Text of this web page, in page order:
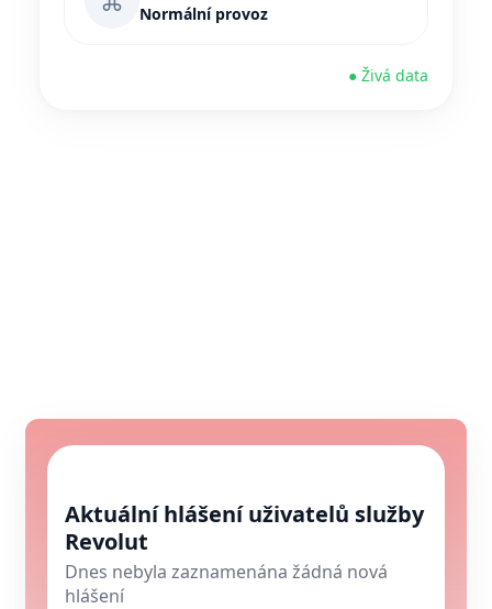
Normální provoz
● Živá data
Aktuální hlášení uživatelů služby
Revolut
Dnes nebyla zaznamenána žádná nová
hlášení